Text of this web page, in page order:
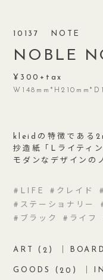
10137 NOTE
NOBLE
300
kleidの特徴である
抄造紙「Lライティ
モダンなデザインの
LIFE クレイド
ステーショナリー
ブラック
ライフ
ART ( 2 )
GOODS (20 )